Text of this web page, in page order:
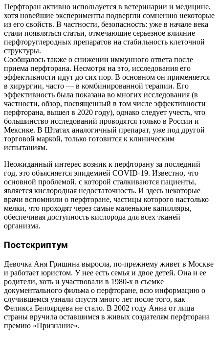
Перфторан активно используется в ветеринарии и медицине,
хотя новейшие эксперименты подвергли сомнению некоторые
из его свойств. В частности, безопасность: уже в начале века
стали появляться статьи, отмечающие серьезное влияние
перфторуглеродных препаратов на стабильность клеточной
структуры.
Сообщалось также о снижении иммунного ответа после
приема перфторана. Несмотря на это, исследования его
эффективности идут до сих пор. В основном он применяется
в хирургии, часто — в комбинированной терапии. Его
эффективность была показана во многих исследования (в
частности, обзор, посвященный в том числе эффективности
перфторана, вышел в 2020 году), однако следует учесть, что
большинство исследований проводятся только в России и
Мексике. В Штатах аналогичный препарат, уже под другой
торговой маркой, только готовится к клиническим
испытаниям.
Неожиданный интерес возник к перфторану за последний
год, это объясняется эпидемией COVID-19. Известно, что
основной проблемой, с которой сталкиваются пациенты,
является кислородная недостаточность. И здесь некоторые
врачи вспомнили о перфторане, частицы которого настолько
мелки, что проходят через самые маленькие капилляры,
обеспечивая доступность кислорода для всех тканей
организма.
Постскриптум
Девочка Аня Гришина выросла, по-прежнему живет в Москве
и работает юристом. У нее есть семья и двое детей. Она и ее
родители, хоть и участвовали в 1980-х в съемке
документального фильма о перфторане, всю информацию о
случившемся узнали спустя много лет после того, как
Феликса Белоярцева не стало. В 2002 году Анна от лица
страны вручила оставшимся в живых создателям перфторана
премию «Признание».